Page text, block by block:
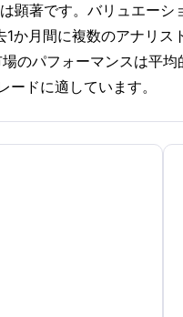
著です。バリュエー
月間に複数のアナリ
のパフォーマンスは平
ドに適しています。